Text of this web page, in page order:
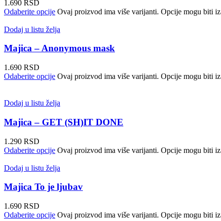
1.690 RSD
Odaberite opcije Ovaj proizvod ima više varijanti. Opcije mogu biti
Dodaj u listu želja
Majica – Anonymous mask
1.690 RSD
Odaberite opcije Ovaj proizvod ima više varijanti. Opcije mogu biti
Dodaj u listu želja
Majica – GET (SH)IT DONE
1.290 RSD
Odaberite opcije Ovaj proizvod ima više varijanti. Opcije mogu biti
Dodaj u listu želja
Majica To je ljubav
1.690 RSD
Odaberite opcije Ovaj proizvod ima više varijanti. Opcije mogu biti